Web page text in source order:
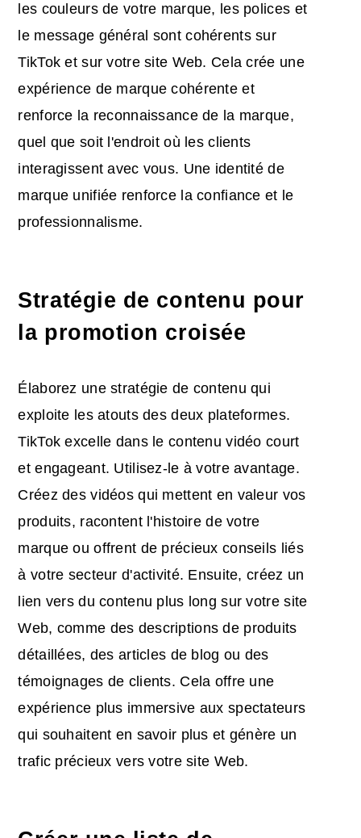
les couleurs de votre marque, les polices et
le message général sont cohérents sur
TikTok et sur votre site Web. Cela crée une
expérience de marque cohérente et
renforce la reconnaissance de la marque,
quel que soit l'endroit où les clients
interagissent avec vous. Une identité de
marque unifiée renforce la confiance et le
professionnalisme.
Stratégie de contenu pour
la promotion croisée
Élaborez une stratégie de contenu qui
exploite les atouts des deux plateformes.
TikTok excelle dans le contenu vidéo court
et engageant. Utilisez-le à votre avantage.
Créez des vidéos qui mettent en valeur vos
produits, racontent l'histoire de votre
marque ou offrent de précieux conseils liés
à votre secteur d'activité. Ensuite, créez un
lien vers du contenu plus long sur votre site
Web, comme des descriptions de produits
détaillées, des articles de blog ou des
témoignages de clients. Cela offre une
expérience plus immersive aux spectateurs
qui souhaitent en savoir plus et génère un
trafic précieux vers votre site Web.